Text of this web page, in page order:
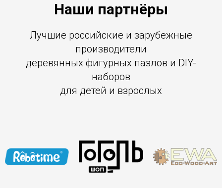
Наши партнёры
Лучшие российские и зарубежные
производители
деревянных фигурных пазлов и DIY-
наборов
для детей и взрослых